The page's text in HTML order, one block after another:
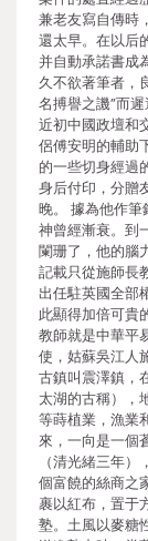
兼老友寫自傳時
還太早。在以后
并自動承諾書成
久不欲著筆者，
名搏譽之譏”而
近初中國政壇和
侶傅安明的輔助
的一些切身經過
身后付印，分贈
晚。 據為他作
神曾經漸衰。到
闌珊了，他的腦
記載只從施師長
出任駐英國全部
此顯得加倍可貴
教師就是中華平
使，姑蘇吳江人
古鎮叫震澤鎮，
太湖的古稱），
等蒔植業，漁業
來，一向是一個
（清光緒三年
個富饒的絲商之
裹以紅布，置于
塾。土風以麥糖